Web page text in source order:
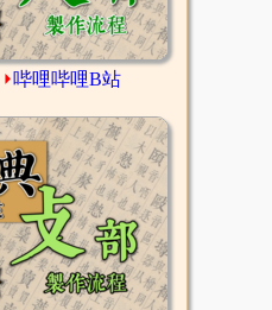
⏵哔哩哔哩B站